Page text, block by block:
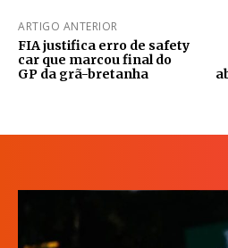
ARTIGO ANTERIOR
FIA justifica erro de safety
car que marcou final do
GP da grã-bretanha